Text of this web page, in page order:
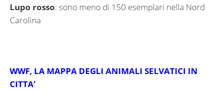
Lupo rosso: sono meno di 150 esemplari nella Nord
Carolina
WWF, LA MAPPA DEGLI ANIMALI SELVATICI IN
CITTA’